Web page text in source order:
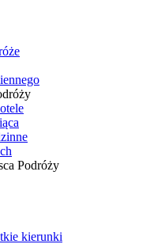
Podróży
kierunki